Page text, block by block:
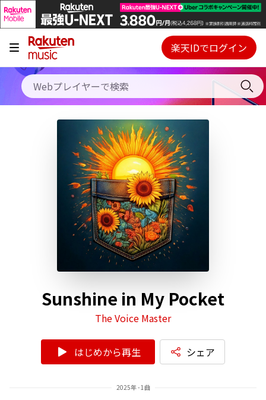
キャンペーン
料金プラン
使い方
初回30日間無料お試し
Webプレイヤー
ご契約内容の確認・変更
楽天IDでログイン
Sunshine in My Pocket
The Voice Master
はじめから再生 シェア
2025年 - 1曲